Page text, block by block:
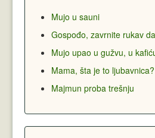
Mujo u sauni
Gospođo, zavrnite rukav
Mujo upao u gužvu, u
Mama, šta je to ljubavnica?
Majmun proba trešnju